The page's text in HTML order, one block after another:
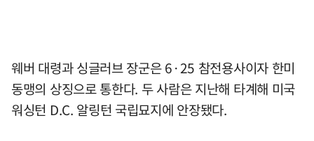
웨버 대령과 싱글러브 장군은 6·25 참전용사이자 한미
동맹의 상징으로 통한다. 두 사람은 지난해 타계해 미국
워싱턴 D.C. 알링턴 국립묘지에 안장됐다.